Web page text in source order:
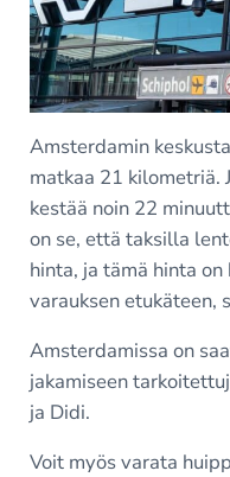
Amsterdamin
matkaa 21 kilometriä.
kestää noin 22
on se, että taksilla
hinta, ja tämä hinta
varauksen etukäteen,
Amsterdamissa on
jakamiseen
ja Didi.
Voit myös varata